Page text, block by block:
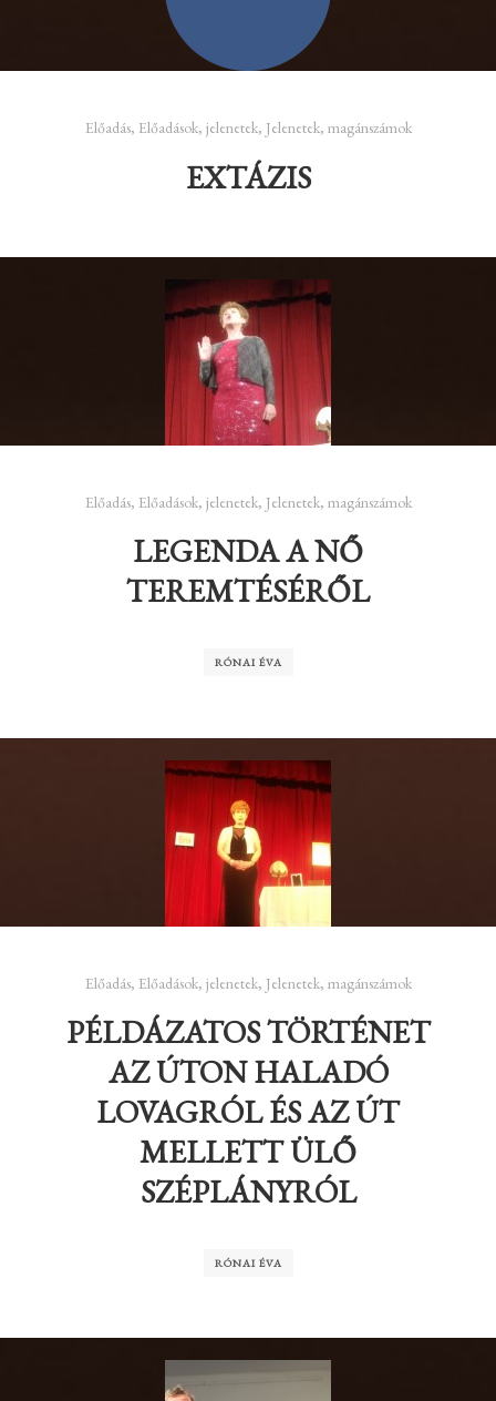
Előadás, Előadások, jelenetek, Jelenetek, magánszámok
EXTÁZIS
Előadás, Előadások, jelenetek, Jelenetek, magánszámok
LEGENDA A NŐ
TEREMTÉSÉRŐL
RÓNAI ÉVA
Előadás, Előadások, jelenetek, Jelenetek, magánszámok
PÉLDÁZATOS TÖRTÉNET
AZ ÚTON HALADÓ
LOVAGRÓL ÉS AZ ÚT
MELLETT ÜLŐ
SZÉPLÁNYRÓL
RÓNAI ÉVA